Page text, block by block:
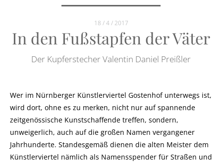
18 / 4 / 2017
In den Fußstapfen der Väter
Der Kupferstecher Valentin Daniel Preißler
Wer im Nürnberger Künstlerviertel Gostenhof unterwegs ist,
wird dort, ohne es zu merken, nicht nur auf spannende
zeitgenössische Kunstschaffende treffen, sondern,
unweigerlich, auch auf die großen Namen vergangener
Jahrhunderte. Standesgemäß dienen die alten Meister dem
Künstlerviertel nämlich als Namensspender für Straßen und